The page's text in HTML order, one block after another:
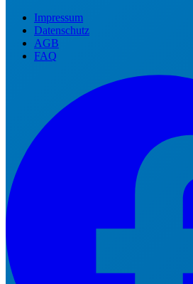
Impressum
Datenschutz
AGB
FAQ